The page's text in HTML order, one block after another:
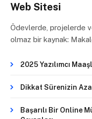
Web Sitesi
Ödevlerde, projelerde
olmaz bir kaynak:
2025 Yazılımcı
Dikkat Sürenizin
Başarılı Bir Online